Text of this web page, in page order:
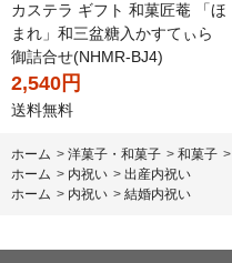
カステラ ギフト 和菓匠菴 「ほ
まれ」和三盆糖入かすてぃら
御詰合せ(NHMR-BJ4)
2,540円
送料無料
ホーム > 洋菓子・和菓子 > 和菓子 >
ホーム > 内祝い > 出産内祝い
ホーム > 内祝い > 結婚内祝い